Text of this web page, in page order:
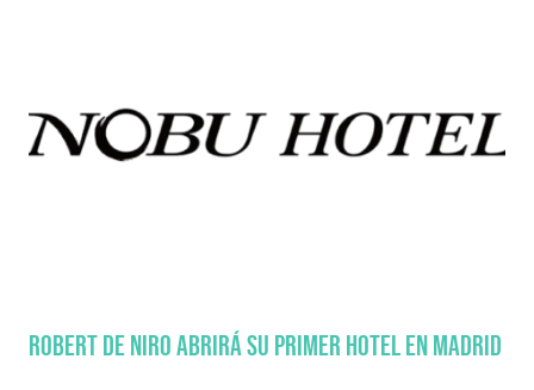
Robert De Niro abrirá su primer hotel en Madrid